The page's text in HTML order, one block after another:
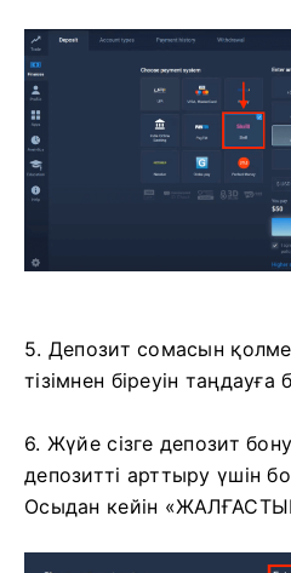
5. Депозит сомасын
тізімнен біреуін таңдауға
6. Жүйе сізге депозит
депозитті арттыру үшін
Осыдан кейін